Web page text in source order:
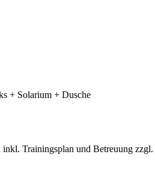
+ Solarium + Dusche
Trainingsplan und Betreuung